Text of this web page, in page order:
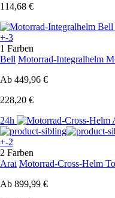
114,68 €
+-3
1 Farben
Bell Motorrad-Integralhelm
Ab 449,96 €
228,20 €
24h
+-2
2 Farben
Arai Motorrad-Cross-Helm
Ab 899,99 €